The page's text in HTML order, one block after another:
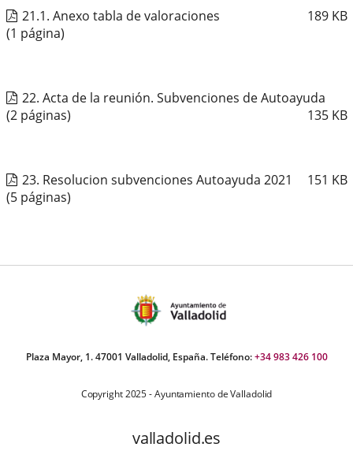
21.1. Anexo tabla de valoraciones 189 KB
(1 página)
22. Acta de la reunión. Subvenciones de Autoayuda
135 KB
(2 páginas)
23. Resolucion subvenciones Autoayuda 2021 151 KB
(5 páginas)
Plaza Mayor, 1. 47001 Valladolid, España. Teléfono:+34 983 426 100
Copyright 2025 - Ayuntamiento de Valladolid
valladolid.es